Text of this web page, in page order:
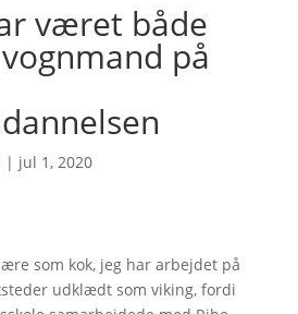
været både
på
| jul 1, 2020
som kok, jeg har arbejdet på
udklædt som viking, fordi